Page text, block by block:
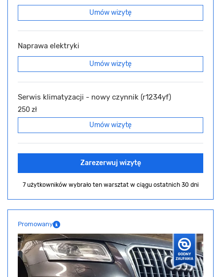
Umów wizytę
Naprawa elektryki
Umów wizytę
Serwis klimatyzacji - nowy czynnik (r1234yf)
250 zł
Umów wizytę
Zarezerwuj wizytę
7 użytkowników wybrało ten warsztat w ciągu ostatnich 30 dni
Promowany